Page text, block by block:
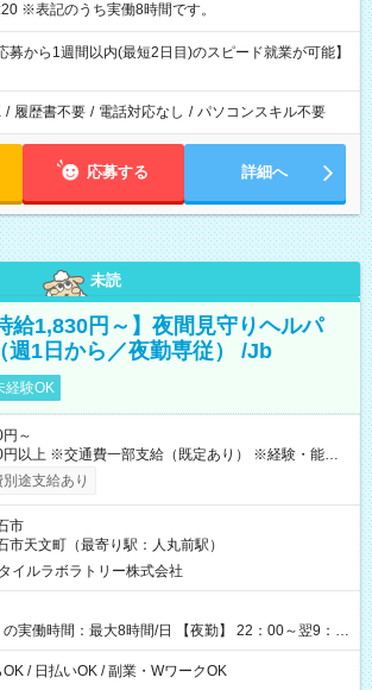
8:15～17:20 ※表記のうち実働8時間です。
募から1週間以内(最短2日目)のスピード就業が可能】
/ 履歴書不要 / 電話対応なし / パソコンスキル不要
応募する 詳細へ
未読
給1,830円～】夜間見守りヘルパ
週1日から／夜勤専従） /Jb
経験OK
～
以上 ※交通費一部支給（既定あり） ※経験・能力を
週1回勤務の場合：1,830円×8時
の場合：1,830円×8時間×12回
態と給与に、本採用時と異なる部分があります。 雇
採用時と同じです。 給与：時給 1,550円以上
途支給あり
市
市天文町（最寄り駅：人丸前駅）
イルラボラトリー株式会社
実働時間：最大8時間/日 【夜勤】 22：00～翌9：
から翌8時 ■24時から翌9時 など ※上記の時間
/ 日払いOK / 副業・WワークOK